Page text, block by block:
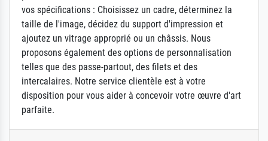
vos spécifications : Choisissez un cadre, déterminez la
taille de l'image, décidez du support d'impression et
ajoutez un vitrage approprié ou un châssis. Nous
proposons également des options de personnalisation
telles que des passe-partout, des filets et des
intercalaires. Notre service clientèle est à votre
disposition pour vous aider à concevoir votre œuvre d'art
parfaite.